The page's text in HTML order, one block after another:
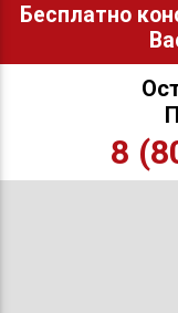
Бесплатно
8